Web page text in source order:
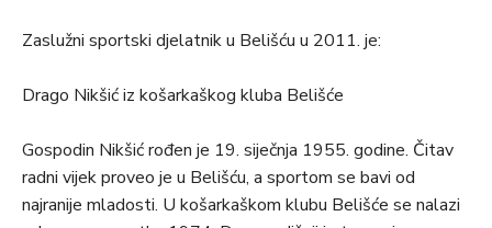
Zaslužni sportski djelatnik u Belišću u 2011. je:
Drago Nikšić iz košarkaškog kluba Belišće
Gospodin Nikšić rođen je 19. siječnja 1955. godine. Čitav
radni vijek proveo je u Belišću, a sportom se bavi od
najranije mladosti. U košarkaškom klubu Belišće se nalazi